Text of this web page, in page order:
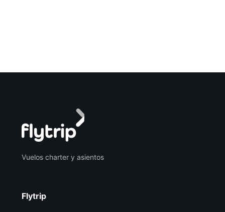
Vuelos charter y asientos
Flytrip